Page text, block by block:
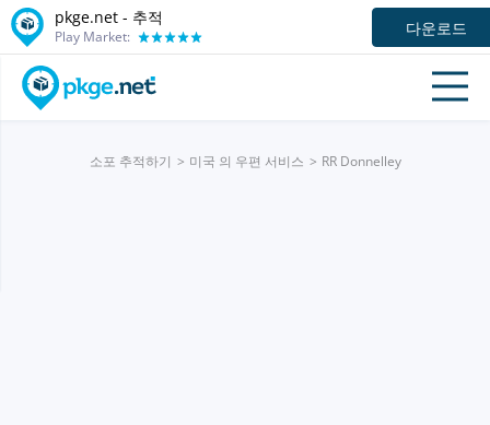
pkge.net - 추적
Play Market: 다운로드
소포 추적하기 미국 의 우편 서비스 RR Donnelley